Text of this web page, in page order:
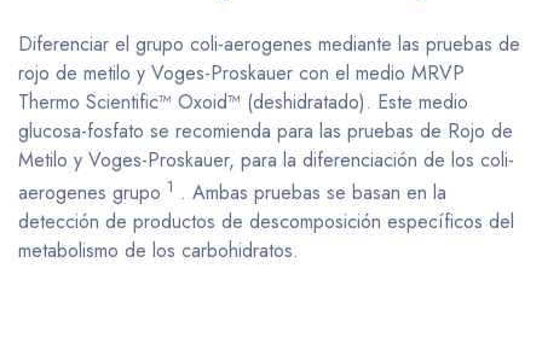
Diferenciar el grupo coli-aerogenes mediante las pruebas de
rojo de metilo y Voges-Proskauer con el medio MRVP
Thermo Scientific™ Oxoid™ (deshidratado). Este medio
glucosa-fosfato se recomienda para las pruebas de Rojo de
Metilo y Voges-Proskauer, para la diferenciación de los coli-
aerogenes grupo 1 . Ambas pruebas se basan en la
detección de productos de descomposición específicos del
metabolismo de los carbohidratos.